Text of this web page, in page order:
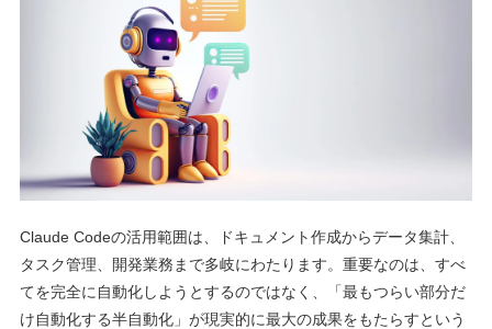
Claude Codeの活用範囲は、ドキュメント作成からデータ集計、
タスク管理、開発業務まで多岐にわたります。重要なのは、すべ
てを完全に自動化しようとするのではなく、「最もつらい部分だ
け自動化する半自動化」が現実的に最大の成果をもたらすという